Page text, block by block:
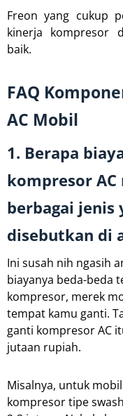
Freon yang cukup
kinerja kompresor
baik.
FAQ
AC Mobil
1. Berapa
kompresor
berbagai jenis
disebutkan di
Ini susah nih ngasih
biayanya beda-beda
kompresor, merek
tempat kamu ganti.
ganti kompresor AC
jutaan rupiah.
Misalnya, untuk
kompresor tipe